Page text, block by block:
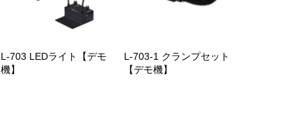
L-703 LEDライト【デモ
機】
L-703-1 クランプセット
【デモ機】